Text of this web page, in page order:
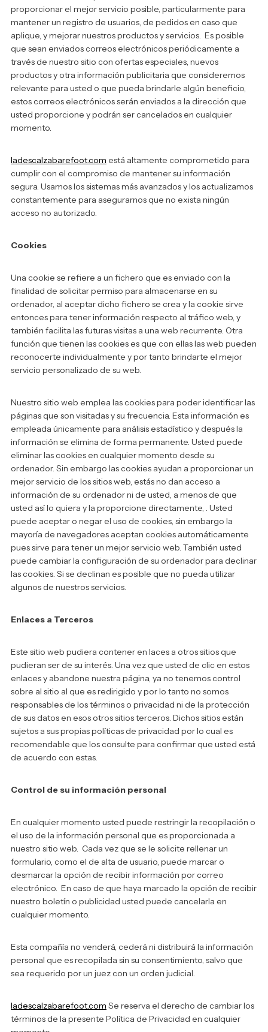
proporcionar el mejor servicio posible, particularmente para
mantener un registro de usuarios, de pedidos en caso que
aplique, y mejorar nuestros productos y servicios. Es posible
que sean enviados correos electrónicos periódicamente a
través de nuestro sitio con ofertas especiales, nuevos
productos y otra información publicitaria que consideremos
relevante para usted o que pueda brindarle algún beneficio,
estos correos electrónicos serán enviados a la dirección que
usted proporcione y podrán ser cancelados en cualquier
momento.
ladescalzabarefoot.com está altamente comprometido para
cumplir con el compromiso de mantener su información
segura. Usamos los sistemas más avanzados y los actualizamos
constantemente para asegurarnos que no exista ningún
acceso no autorizado.
Cookies
Una cookie se refiere a un fichero que es enviado con la
finalidad de solicitar permiso para almacenarse en su
ordenador, al aceptar dicho fichero se crea y la cookie sirve
entonces para tener información respecto al tráfico web, y
también facilita las futuras visitas a una web recurrente. Otra
función que tienen las cookies es que con ellas las web pueden
reconocerte individualmente y por tanto brindarte el mejor
servicio personalizado de su web.
Nuestro sitio web emplea las cookies para poder identificar las
páginas que son visitadas y su frecuencia. Esta información es
empleada únicamente para análisis estadístico y después la
información se elimina de forma permanente. Usted puede
eliminar las cookies en cualquier momento desde su
ordenador. Sin embargo las cookies ayudan a proporcionar un
mejor servicio de los sitios web, estás no dan acceso a
información de su ordenador ni de usted, a menos de que
usted así lo quiera y la proporcione directamente, . Usted
puede aceptar o negar el uso de cookies, sin embargo la
mayoría de navegadores aceptan cookies automáticamente
pues sirve para tener un mejor servicio web. También usted
puede cambiar la configuración de su ordenador para declinar
las cookies. Si se declinan es posible que no pueda utilizar
algunos de nuestros servicios.
Enlaces a Terceros
Este sitio web pudiera contener en laces a otros sitios que
pudieran ser de su interés. Una vez que usted de clic en estos
enlaces y abandone nuestra página, ya no tenemos control
sobre al sitio al que es redirigido y por lo tanto no somos
responsables de los términos o privacidad ni de la protección
de sus datos en esos otros sitios terceros. Dichos sitios están
sujetos a sus propias políticas de privacidad por lo cual es
recomendable que los consulte para confirmar que usted está
de acuerdo con estas.
Control de su información personal
En cualquier momento usted puede restringir la recopilación o
el uso de la información personal que es proporcionada a
nuestro sitio web. Cada vez que se le solicite rellenar un
formulario, como el de alta de usuario, puede marcar o
desmarcar la opción de recibir información por correo
electrónico. En caso de que haya marcado la opción de recibir
nuestro boletín o publicidad usted puede cancelarla en
cualquier momento.
Esta compañía no venderá, cederá ni distribuirá la información
personal que es recopilada sin su consentimiento, salvo que
sea requerido por un juez con un orden judicial.
ladescalzabarefoot.com Se reserva el derecho de cambiar los
términos de la presente Política de Privacidad en cualquier